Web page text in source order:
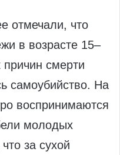
отмечали, что
в возрасте 15–
причин смерти
самоубийство. На
воспринимаются
молодых
за сухой